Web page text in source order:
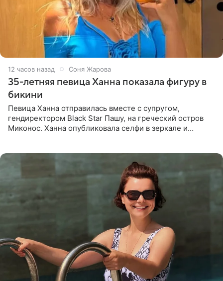
12 часов назад Соня Жарова
35-летняя певица Ханна показала фигуру в
бикини
Певица Ханна отправилась вместе с супругом,
гендиректором Black Star Пашу, на греческий остров
Миконос. Ханна опубликовала селфи в зеркале и